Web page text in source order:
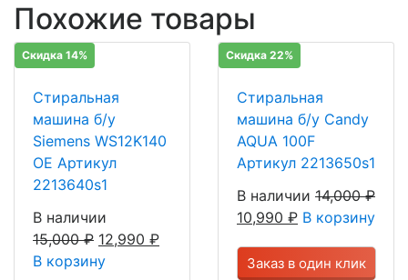
Похожие товары
Скидка 14%
Стиральная
машина б/у
Siemens WS12K140
OE Артикул
2213640s1
В наличии
15,000₽ 12,990 ₽
В корзину
Скидка 22%
Стиральная
машина б/у Candy
AQUA 100F
Артикул 2213650s1
В наличии 14,000₽
10,990 ₽ В корзину
Заказ в один клик